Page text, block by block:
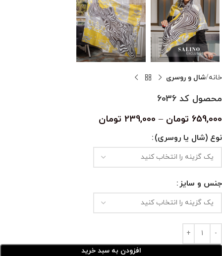
خانه شال و روسری
محصول کد 6036
659,000 تومان –
239,000 تومان
نوع (شال یا روسری)
جنس و سایز
افزودن به سبد خرید